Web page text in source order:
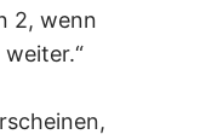
2, wenn